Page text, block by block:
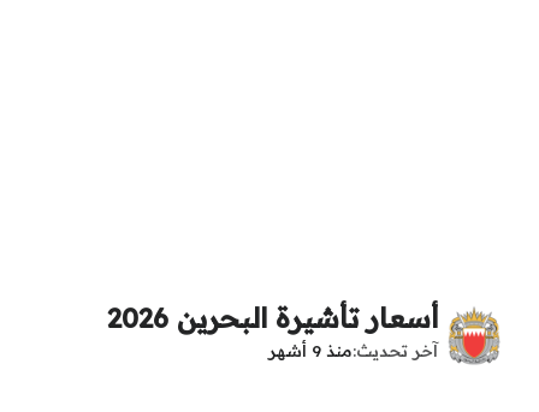
أسعار تأشيرة البحرين 2026
آخر تحديث منذ 9 أشهر